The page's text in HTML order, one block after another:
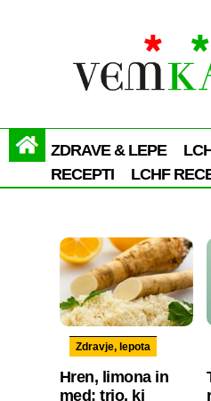
ZDRAVE & LEPE
RECEPTI
LCHF
Zdravje, lepota
Hren, limona in
med: trio, ki